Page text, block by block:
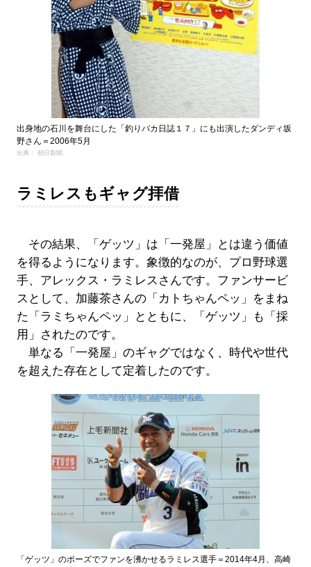
出身地の石川を舞台にした「釣りバカ日誌１７」にも出演したダンディ坂
野さん＝2006年5月
出典： 朝日新聞
ラミレスもギャグ拝借
その結果、「ゲッツ」は「一発屋」とは違う価値
を得るようになります。象徴的なのが、プロ野球選
手、アレックス・ラミレスさんです。ファンサービ
スとして、加藤茶さんの「カトちゃんペッ」をまね
た「ラミちゃんペッ」とともに、「ゲッツ」も「採
用」されたのです。
単なる「一発屋」のギャグではなく、時代や世代
を超えた存在として定着したのです。
「ゲッツ」のポーズでファンを沸かせるラミレス選手＝2014年4月、高崎